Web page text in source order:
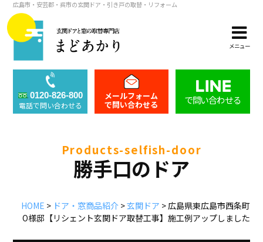
広島市・安芸郡・呉市の玄関ドア・引き戸の取替・リフォーム
メニュー
0120-826-800
電話で問い合わせる
メールフォーム
で問い合わせる で問い合わせる
products-selfish-door
勝手口のドア
HOME > ドア・窓商品紹介>玄関ドア > 広島県東広島市西条町
O様邸【リシェント玄関ドア取替工事】施工例アップしました